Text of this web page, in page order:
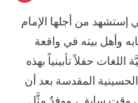
إستشهد من أجلها الإمام
وأهل بيته في واقعة
حفلاً تأبينياً بهذه
المقدسة بعد أن
وقت سابق ، ووفدٌ مثَّل